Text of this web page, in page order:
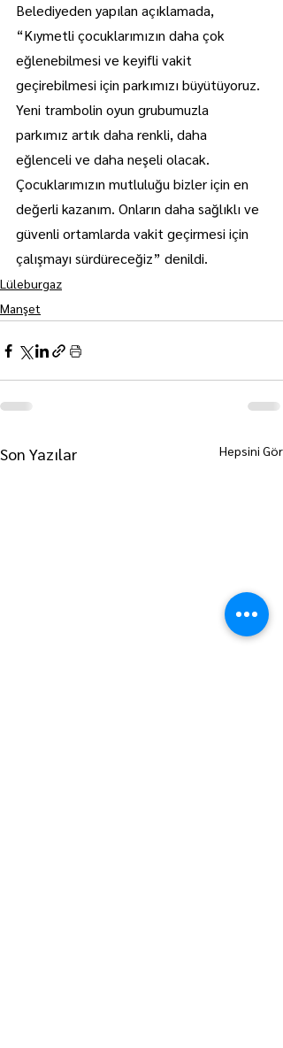
Belediyeden yapılan açıklamada,
“Kıymetli çocuklarımızın daha çok
eğlenebilmesi ve keyifli vakit
geçirebilmesi için parkımızı büyütüyoruz.
Yeni trambolin oyun grubumuzla
parkımız artık daha renkli, daha
eğlenceli ve daha neşeli olacak.
Çocuklarımızın mutluluğu bizler için en
değerli kazanım. Onların daha sağlıklı ve
güvenli ortamlarda vakit geçirmesi için
çalışmayı sürdüreceğiz” denildi.
Lüleburgaz
Manşet
Son Yazılar Hepsini Gör